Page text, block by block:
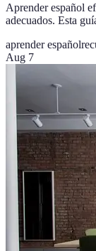
Aprender español
adecuados. Esta
aprender español
Aug 7